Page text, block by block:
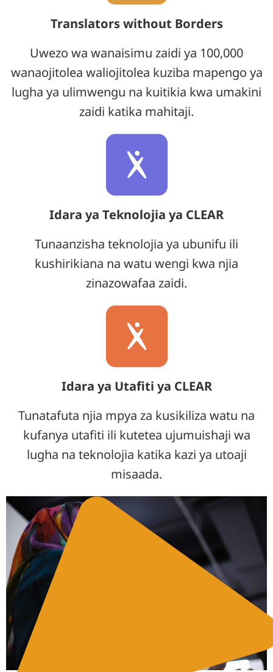
Translators without Borders
Uwezo wa wanaisimu zaidi ya 100,000
wanaojitolea waliojitolea kuziba mapengo ya
lugha ya ulimwengu na kuitikia kwa umakini
zaidi katika mahitaji.
Idara ya Teknolojia ya CLEAR
Tunaanzisha teknolojia ya ubunifu ili
kushirikiana na watu wengi kwa njia
zinazowafaa zaidi.
Idara ya Utafiti ya CLEAR
Tunatafuta njia mpya za kusikiliza watu na
kufanya utafiti ili kutetea ujumuishaji wa
lugha na teknolojia katika kazi ya utoaji
misaada.